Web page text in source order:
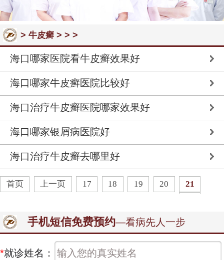
> 牛皮癣> > >
海口哪家医院看牛皮癣效果好
海口哪家牛皮癣医院比较好
海口治疗牛皮癣医院哪家效果好
海口哪家银屑病医院好
海口治疗牛皮癣去哪里好
首页 上一页 17 18 19 20
21
23
24 25 下一页 末页 共 29页
手机短信免费预约—看病先人一步
*就诊姓名：